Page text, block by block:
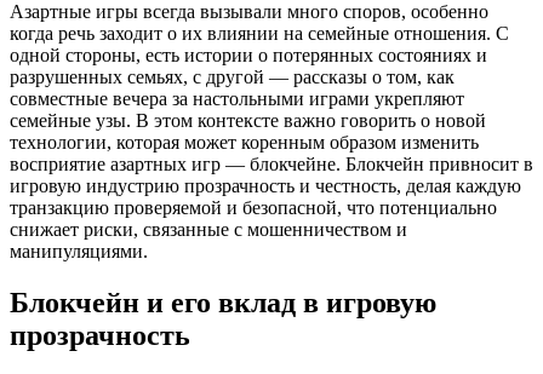
Азартные игры всегда вызывали много споров, особенно
когда речь заходит о их влиянии на семейные отношения. С
одной стороны, есть истории о потерянных состояниях и
разрушенных семьях, с другой — рассказы о том, как
совместные вечера за настольными играми укрепляют
семейные узы. В этом контексте важно говорить о новой
технологии, которая может коренным образом изменить
восприятие азартных игр — блокчейне. Блокчейн привносит в
игровую индустрию прозрачность и честность, делая каждую
транзакцию проверяемой и безопасной, что потенциально
снижает риски, связанные с мошенничеством и
манипуляциями.
Блокчейн и его вклад в игровую
прозрачность